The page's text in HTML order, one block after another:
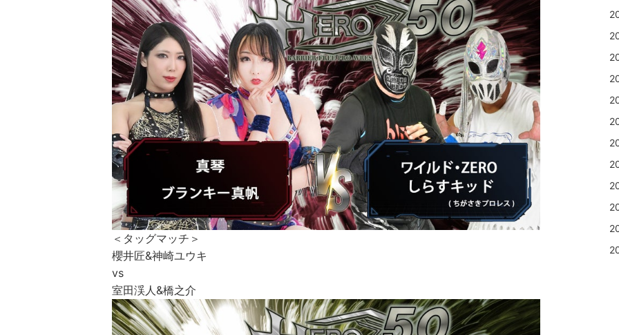
＜タッグマッチ＞
櫻井匠&神崎ユウキ
vs
室田渓人&橋之介​